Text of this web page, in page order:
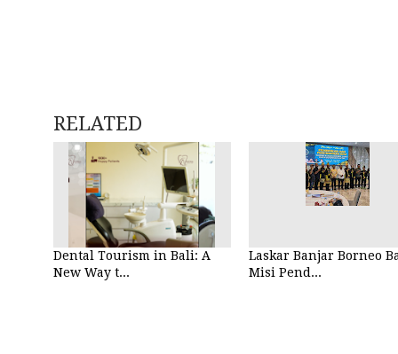
RELATED
Dental Tourism in Bali: A
New Way t...
Laskar Banjar Borneo
Misi Pend...